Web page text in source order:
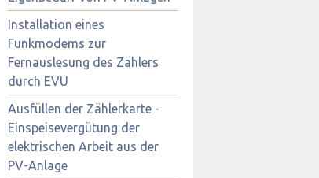
Installation eines
Funkmodems zur
Fernauslesung des Zählers
durch EVU
Ausfüllen der Zählerkarte -
Einspeisevergütung der
elektrischen Arbeit aus der
PV-Anlage